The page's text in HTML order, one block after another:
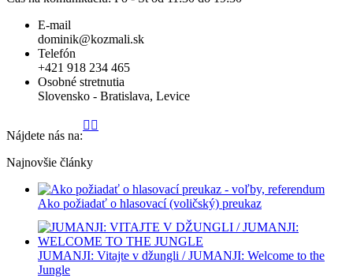
E-mail
dominik@kozmali.sk
Telefón
+421 918 234 465
Osobné stretnutia
Slovensko - Bratislava, Levice
Nájdete nás na:
Stránka
otvorí
novom
okne
novom
okne
Stránka
otvorí
novom
okne
Stránka
otvorí
novom
okne
novom
okne
Stránka
otvorí
novom
okne
Stránka
otvorí
novom
okne
novom
okne
Stránka
otvorí
novom
okne
novom
okne
Najnovšie články
Ako požiadať o hlasovací (voličský) preukaz
JUMANJI: Vitajte v džungli / JUMANJI: Welcome to the
Jungl‪e